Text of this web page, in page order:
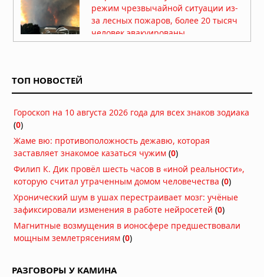
режим чрезвычайной ситуации из-
за лесных пожаров, более 20 тысяч
человек эвакуированы
Тайфун «Дельфин» приближается к
рейсов
07.08.2026 в 12:31
Нидерланды исчерпали все
средства борьбы с засухой
07.08.2026 в 09:06
Затонувшие нацистские корабли
стали видны в Дунае из-за
рекордного падения уровня воды
Вулкан Фуэго в Гватемале:
ТОП НОВОСТЕЙ
Гороскоп на 10 августа 2026 года для всех знаков зодиака
(0)
Жаме вю: противоположность дежавю, которая
заставляет знакомое казаться чужим (0)
Филип К. Дик провёл шесть часов в «иной реальности»,
которую считал утраченным домом человечества (0)
Хронический шум в ушах перестраивает мозг: учёные
зафиксировали изменения в работе нейросетей (0)
Магнитные возмущения в ионосфере предшествовали
мощным землетрясениям (0)
РАЗГОВОРЫ У КАМИНА